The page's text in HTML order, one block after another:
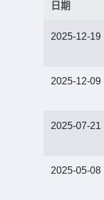
日期
2025-12-19
2025-12-09
2025-07-21
2025-05-08